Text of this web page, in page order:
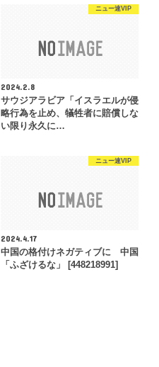
ニュー速VIP
2024.2.8
サウジアラビア「イスラエルが侵
略行為を止め、犠牲者に賠償しな
い限り永久に…
ニュー速VIP
2024.4.17
中国の格付けネガティブに 中国
「ふざけるな」 [448218991]